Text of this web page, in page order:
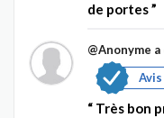
de portes
@Anonyme
Très bon